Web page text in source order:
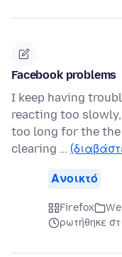
Facebook problems
I keep having
reacting too
too long for the
clearing …
Ανοικτό
Firefox
ρωτήθηκε